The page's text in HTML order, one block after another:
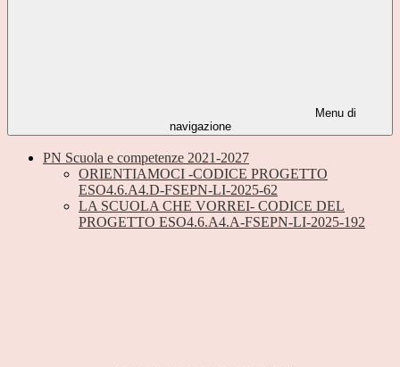
Menu di
navigazione
PN Scuola e competenze 2021-2027
ORIENTIAMOCI -CODICE PROGETTO
ESO4.6.A4.D-FSEPN-LI-2025-62
LA SCUOLA CHE VORREI- CODICE DEL
PROGETTO ESO4.6.A4.A-FSEPN-LI-2025-192